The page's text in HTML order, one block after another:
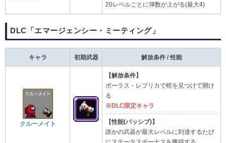
20レベルごとに弾数が上がる(最大4)
DLC「エマージェンシー・ミーティング」
キャラ 初期武器 解放条件 / 性能
クルーメイト
【解放条件】
ポーラス・レプリカで棺を見つけて開け
る
※DLC限定キャラ
【性能(パッシブ)】
誰かの武器が最大レベルに到達するたび